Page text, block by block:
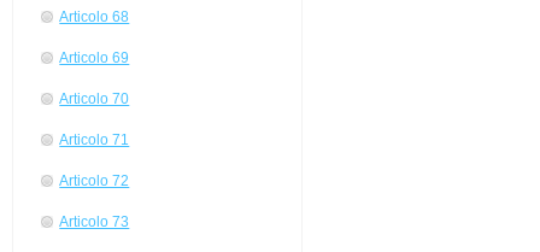
Articolo 68
Articolo 69
Articolo 70
Articolo 71
Articolo 72
Articolo 73